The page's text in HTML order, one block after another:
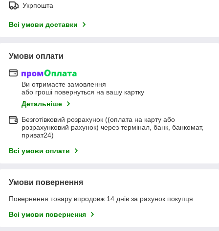
Укрпошта
Всі умови доставки
Умови оплати
Ви отримаєте замовлення
або гроші повернуться на вашу картку
Детальніше
Безготівковий розрахунок ((оплата на карту або
розрахунковий рахунок) через термінал, банк, банкомат,
приват24)
Всі умови оплати
Умови повернення
Повернення товару впродовж 14 днів за рахунок покупця
Всі умови повернення